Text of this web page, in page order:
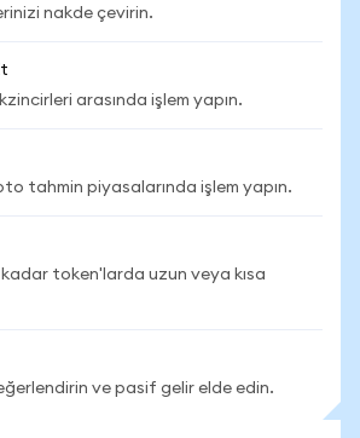
nakde çevirin.
arasında işlem yapın.
tahmin piyasalarında işlem yapın.
token'larda uzun veya kısa
ve pasif gelir elde edin.